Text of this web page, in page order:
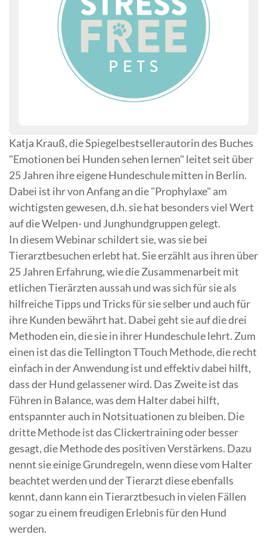
Katja Krauß, die Spiegelbestsellerautorin des Buches
"Emotionen bei Hunden sehen lernen" leitet seit über
25 Jahren ihre eigene Hundeschule mitten in Berlin.
Dabei ist ihr von Anfang an die "Prophylaxe" am
wichtigsten gewesen, d.h. sie hat besonders viel Wert
auf die Welpen- und Junghundgruppen gelegt.
In diesem Webinar schildert sie, was sie bei
Tierarztbesuchen erlebt hat. Sie erzählt aus ihren über
25 Jahren Erfahrung, wie die Zusammenarbeit mit
etlichen Tierärzten aussah und was sich für sie als
hilfreiche Tipps und Tricks für sie selber und auch für
ihre Kunden bewährt hat. Dabei geht sie auf die drei
Methoden ein, die sie in ihrer Hundeschule lehrt. Zum
einen ist das die Tellington TTouch Methode, die recht
einfach in der Anwendung ist und effektiv dabei hilft,
dass der Hund gelassener wird. Das Zweite ist das
Führen in Balance, was dem Halter dabei hilft,
entspannter auch in Notsituationen zu bleiben. Die
dritte Methode ist das Clickertraining oder besser
gesagt, die Methode des positiven Verstärkens. Dazu
nennt sie einige Grundregeln, wenn diese vom Halter
beachtet werden und der Tierarzt diese ebenfalls
kennt, dann kann ein Tierarztbesuch in vielen Fällen
sogar zu einem freudigen Erlebnis für den Hund
werden.